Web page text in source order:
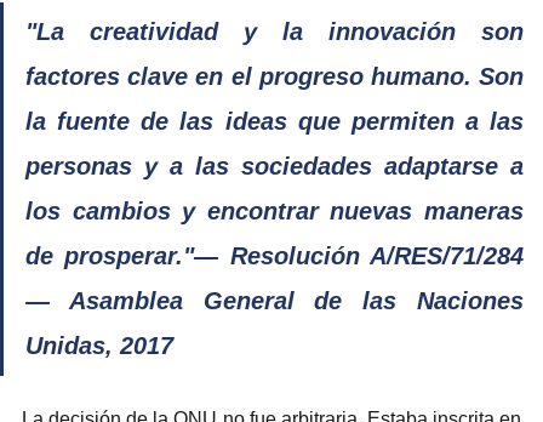
"La creatividad y la innovación son
factores clave en el progreso humano. Son
la fuente de las ideas que permiten a las
personas y a las sociedades adaptarse a
los cambios y encontrar nuevas maneras
de prosperar."— Resolución A/RES/71/284
— Asamblea General de las Naciones
Unidas, 2017